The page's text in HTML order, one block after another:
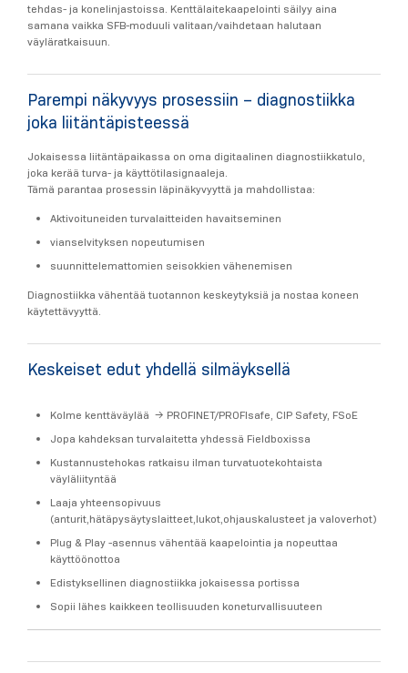
tehdas- ja konelinjastoissa. Kenttälaitekaapelointi säilyy aina
samana vaikka SFB-moduuli valitaan/vaihdetaan halutaan
väyläratkaisuun.
Parempi näkyvyys prosessiin – diagnostiikka
joka liitäntäpisteessä
Jokaisessa liitäntäpaikassa on oma digitaalinen diagnostiikkatulo,
joka kerää turva- ja käyttötilasignaaleja.
Tämä parantaa prosessin läpinäkyvyyttä ja mahdollistaa:
Aktivoituneiden turvalaitteiden havaitseminen
vianselvityksen nopeutumisen
suunnittelemattomien seisokkien vähenemisen
Diagnostiikka vähentää tuotannon keskeytyksiä ja nostaa koneen
käytettävyyttä.
Keskeiset edut yhdellä silmäyksellä
Kolme kenttäväylää → PROFINET/PROFIsafe, CIP Safety, FSoE
Jopa kahdeksan turvalaitetta yhdessä Fieldboxissa
Kustannustehokas ratkaisu ilman turvatuotekohtaista
väyläliityntää
Laaja yhteensopivuus
(anturit,hätäpysäytyslaitteet,lukot,ohjauskalusteet ja valoverhot)
Plug & Play -asennus vähentää kaapelointia ja nopeuttaa
käyttöönottoa
Edistyksellinen diagnostiikka jokaisessa portissa
Sopii lähes kaikkeen teollisuuden koneturvallisuuteen